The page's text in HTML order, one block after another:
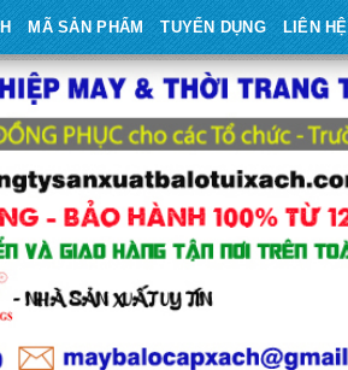
MÃ SẢN PHẨM TUYỂN DỤNG LIÊN HỆ